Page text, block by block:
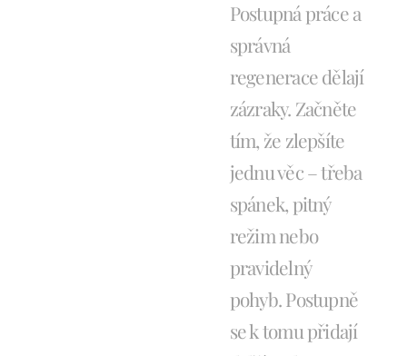
Postupná práce a
správná
regenerace dělají
zázraky. Začněte
tím, že zlepšíte
jednu věc – třeba
spánek, pitný
režim nebo
pravidelný
pohyb. Postupně
se k tomu přidají